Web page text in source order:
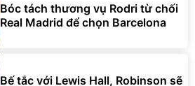
Bóc tách thương vụ Rodri từ chối
Real Madrid để chọn Barcelona
Bế tắc với Lewis Hall, Robinson sẽ